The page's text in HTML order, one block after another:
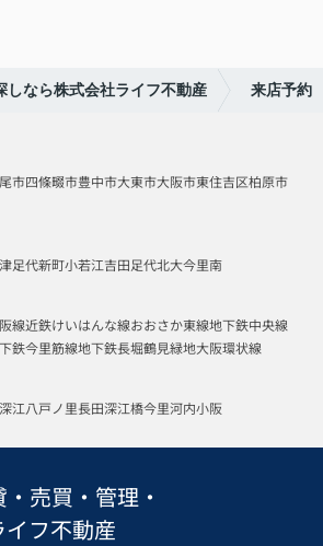
しなら株式会社ライフ不動産 来店予約
市四條畷市豊中市大東市大阪市東住吉区柏原市
足代新町小若江吉田足代北大今里南
線近鉄けいはんな線おおさか東線地下鉄中央線
鉄今里筋線地下鉄長堀鶴見緑地大阪環状線
江八戸ノ里長田深江橋今里河内小阪
売買・管理・
イフ不動産